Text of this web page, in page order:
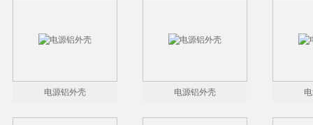
电源铝外壳 电源铝外壳